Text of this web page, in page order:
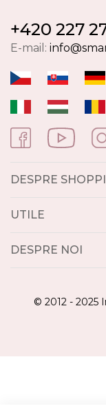
+420 227
E-mail:
DESPRE
UTILE
DESPRE NOI
© 2012 - 2025